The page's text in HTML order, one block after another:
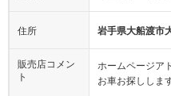
販売店コメン
大船渡市最大級